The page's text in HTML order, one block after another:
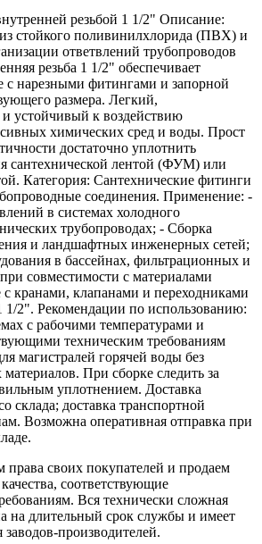
резьбой 1 1/2" Описание:
стойкого поливинилхлорида (ПВХ) и
ответвлений трубопроводов
резьба 1 1/2" обеспечивает
с нарезными фитингами и запорной
размера. Легкий,
устойчивый к воздействию
химических сред и воды. Прост
достаточно уплотнить
сантехнической лентой (ФУМ) или
Категория: Сантехнические фитинги
соединения. Применение: -
в системах холодного
трубопроводах; - Сборка
и ландшафтных инженерных сетей;
в бассейнах, фильтрационных и
совместимости с материалами
кранами, клапанами и переходниками
1/2". Рекомендации по использованию:
с рабочими температурами и
техническим требованиям
магистралей горячей воды без
При сборке следить за
уплотнением. Доставка
склада; доставка транспортной
Возможна оперативная отправка при
своих покупателей и продаем
соответствующие
Вся технически сложная
на длительный срок службы и имеет
производителей.